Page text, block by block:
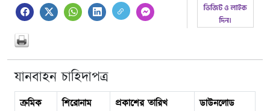
যানবাহন চাহিদাপত্র
ক্রমিক শিরোনাম প্রকাশের তারিখ ডাউনলোড